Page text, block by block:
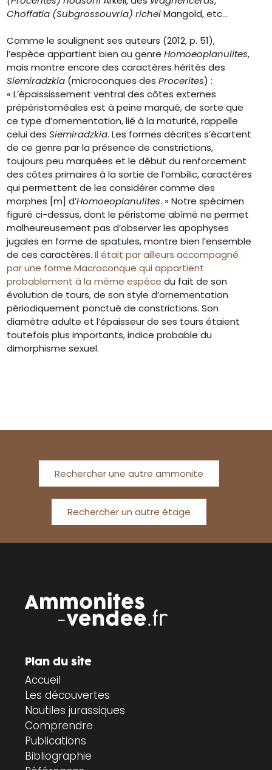
Choffatia (Subgrossouvria) richeiMangold, etc…
Comme le soulignent ses auteurs (2012, p. 51),
l’espèce appartient bien au genreHomoeoplanulites,
mais montre encore des caractères hérités des
Siemiradzkia (microconques desProcerites) :
« L’épaississement ventral des côtes externes
prépéristoméales est à peine marqué, de sorte que
ce type d’ornementation, lié à la maturité, rappelle
celui desSiemiradzkia. Les formes décrites s’écartent
de ce genre par la présence de constrictions,
toujours peu marquées et le début du renforcement
des côtes primaires à la sortie de l’ombilic, caractères
qui permettent de les considérer comme des
morphes [m] d’Homoeoplanulites. » Notre spécimen
figuré ci-dessus, dont le péristome abîmé ne permet
malheureusement pas d’observer les apophyses
jugales en forme de spatules, montre bien l’ensemble
de ces caractères.Il était par ailleurs accompagné
par une forme Macroconque qui appartient
probablement à la même espèce du fait de son
évolution de tours, de son style d’ornementation
périodiquement ponctué de constrictions. Son
diamètre adulte et l’épaisseur de ses tours étaient
toutefois plus importants, indice probable du
dimorphisme sexuel.
Rechercher une autre ammonite
Rechercher un autre étage
Plan du site
Accueil
Les découvertes
Nautiles jurassiques
Comprendre
Publications
Bibliographie